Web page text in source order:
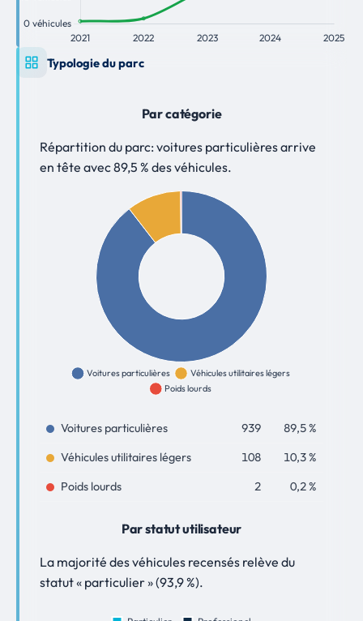
Typologie du parc
Par catégorie
Répartition du parc: voitures particulières arrive
en tête avec 89,5 % des véhicules.
Voitures particulières 939
89,5 %
Véhicules utilitaires légers
108
10,3 %
Poids lourds
2 0,2 %
Par statut utilisateur
La majorité des véhicules recensés relève du
statut « particulier » (93,9 %).